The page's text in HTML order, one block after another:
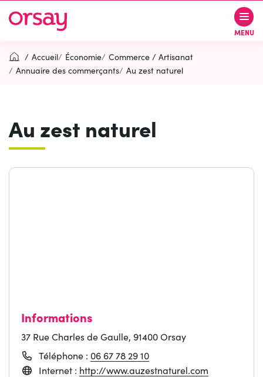
navigation
au
au
page
Ville d’Orsay MENU
Accueil Économie
Commerce / Artisanat
Annuaire des commerçants
Au zest naturel
Au zest naturel
Informations
37 Rue Charles de Gaulle, 91400 Orsay
Téléphone : 06 67 78 29 10
Internet : http://www.auzestnaturel.com